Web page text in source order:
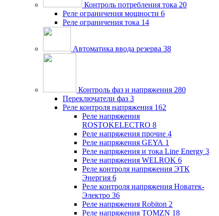
Контроль потребления тока 20
Реле ограничения мощности 6
Реле ограничения тока 14
Автоматика ввода резерва 38
Контроль фаз и напряжения 280
Переключатели фаз 3
Реле контроля напряжения 162
Реле напряжения
ROSTOKELECTRO 8
Реле напряжения прочие 4
Реле напряжения GEYA 1
Реле напряжения и тока Line Energy 3
Реле напряжения WELROK 6
Реле контроля напряжения ЭТК
Энергия 6
Реле контроля напряжения Новатек-
Электро 36
Реле напряжения Robiton 2
Реле напряжения TOMZN 18